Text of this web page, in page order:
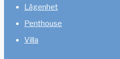
Lägenhet
Penthouse
Villa